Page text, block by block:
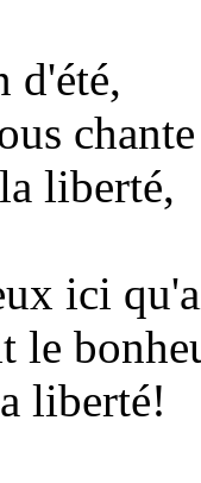
d'été,
liberté,
ici
le
liberté!